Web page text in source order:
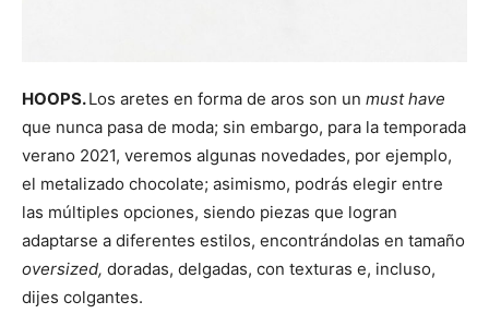
HOOPS.Los aretes en forma de aros son un must have
que nunca pasa de moda; sin embargo, para la temporada
verano 2021, veremos algunas novedades, por ejemplo,
el metalizado chocolate; asimismo, podrás elegir entre
las múltiples opciones, siendo piezas que logran
adaptarse a diferentes estilos, encontrándolas en tamaño
oversized, doradas, delgadas, con texturas e, incluso,
dijes colgantes.